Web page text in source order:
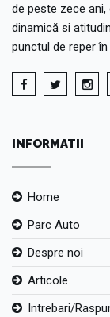
de peste zece
dinamică si
punctul de reper
INFORMATII
Home
Parc Auto
Despre noi
Articole
Intrebari/